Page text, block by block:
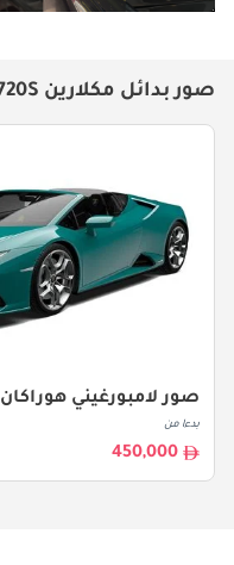
صور بدائل مكلارين 720S
صور لامبورغيني هوراكان
بدءا من
450,000